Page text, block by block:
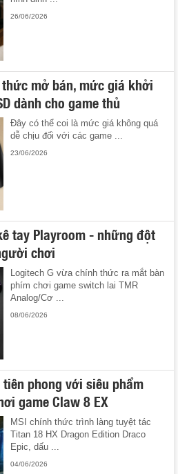
26/06/2026
mở bán, mức giá khởi
dành cho game thủ
Đây có thể coi là mức giá không quá
dễ chịu đối với các game ...
23/06/2026
tay Playroom - những đột
chơi
Logitech G vừa chính thức ra mắt bàn
phím chơi game switch lai TMR
Analog/Cơ ...
08/06/2026
tiên phong với siêu phẩm
game Claw 8 EX
MSI chính thức trình làng tuyệt tác
Titan 18 HX Dragon Edition Draco
Epic, dấu ...
04/06/2026